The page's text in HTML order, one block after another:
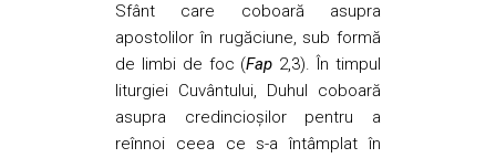
Sfânt care coboară asupra
apostolilor în rugăciune, sub formă
de limbi de foc (Fap 2,3). În timpul
liturgiei Cuvântului, Duhul coboară
asupra credincioşilor pentru a
reînnoi ceea ce s-a întâmplat în